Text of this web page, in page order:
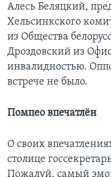
Алесь Беляцкий,
Хельсинкского
из Общества
Дроздовский из
инвалидностью.
встрече не было.
Помпео впечатлён
О своих
столице
Пожалуй, самый